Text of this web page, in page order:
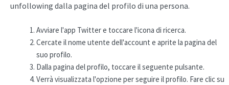
unfollowing dalla pagina del profilo di una persona.
Avviare l'app Twitter e toccare l'icona di ricerca.
Cercate il nome utente dell'account e aprite la pagina del
suo profilo.
Dalla pagina del profilo, toccare il seguente pulsante.
Verrà visualizzata l'opzione per seguire il profilo. Fare clic su